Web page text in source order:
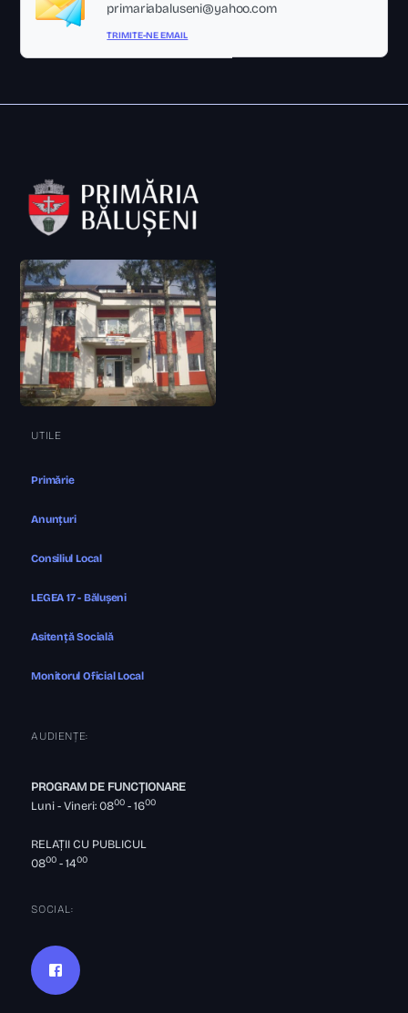
primariabaluseni@yahoo.com
TRIMITE-NE EMAIL
UTILE
Primărie
Anunțuri
Consiliul Local
LEGEA 17 - Bălușeni
Asitență Socială
Monitorul Oficial Local
AUDIENȚE:
PROGRAM DE FUNCȚIONARE
Luni - Vineri: 0800 - 1600
RELAȚII CU PUBLICUL
0800 - 1400
SOCIAL: